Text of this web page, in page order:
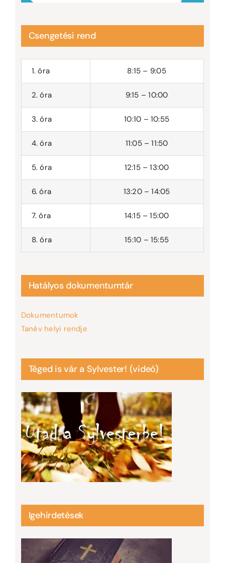
Csengetési rend
1. óra 8:15 – 9:05
2. óra 9:15 – 10:00
3. óra 10:10 – 10:55
4. óra 11:05 – 11:50
5. óra 12:15 – 13:00
6. óra 13:20 – 14:05
7. óra 14:15 – 15:00
8. óra 15:10 – 15:55
Hatályos dokumentumtár
Dokumentumok
Tanév helyi rendje
Téged is vár a Sylvester! (videó)
Igehirdetések